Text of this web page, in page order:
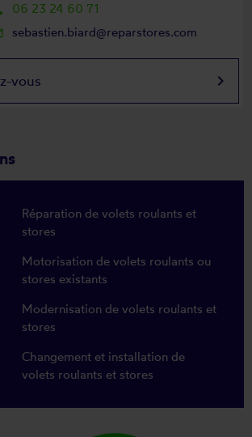
06 23 24 60 71
sebastien.biard@reparstores.com
vous keyboard_arrow_right
Réparation de volets roulants et
stores
Motorisation de volets roulants ou
stores existants
Modernisation de volets roulants et
stores
Changement et installation de
volets roulants et stores